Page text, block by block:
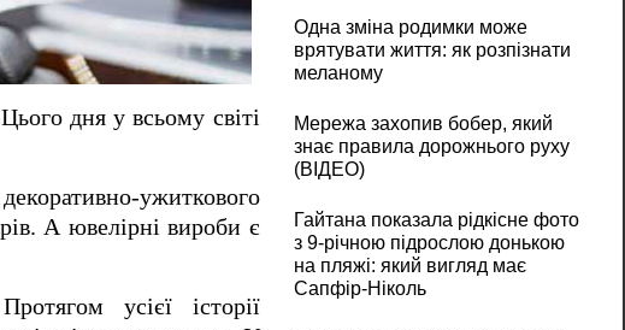
Цього дня у всьому світі
ужиткового
А ювелірні вироби є
Протягом усієї історії
Одна зміна родимки може
врятувати життя: як розпізнати
меланому
Мережа захопив бобер, який
знає правила дорожнього руху
(ВІДЕО)
Гайтана показала рідкісне фото
з 9-річною підрослою донькою
на пляжі: який вигляд має
Сапфір-Ніколь